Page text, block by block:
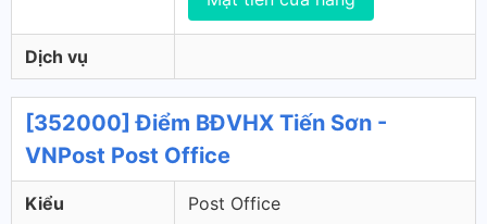
Dịch vụ
[352000] Điểm BĐVHX Tiến Sơn -
VNPost Post Office
Kiểu Post Office